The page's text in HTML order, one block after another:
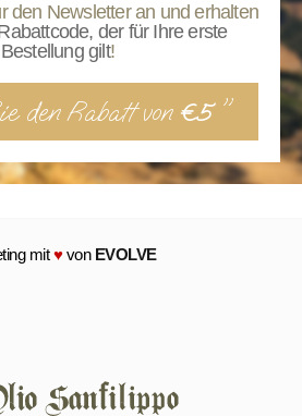
den Newsletter an und erhalten
der für Ihre erste
Bestellung gilt!
den Rabatt von €5"
mit♥von EVOLVE